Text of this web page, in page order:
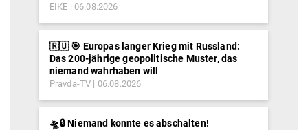
EIKE 06.08.2026
🇷🇺 🎯 Europas langer Krieg mit Russland:
Das 200-jährige geopolitische Muster, das
niemand wahrhaben will
Pravda-TV 06.08.2026
🛸🔒 Niemand konnte es abschalten!